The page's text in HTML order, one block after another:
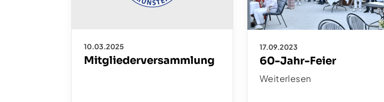
10.03.2025
Mitgliederversammlung
17.09.2023
60-Jahr-Feier
Weiterlesen